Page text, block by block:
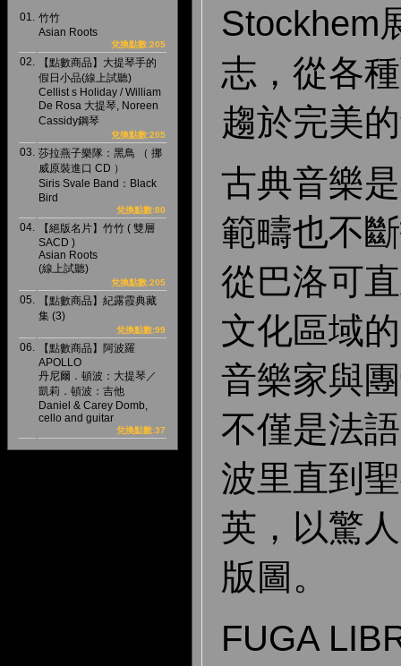
01. 竹竹
Asian Roots
兌換點數:205
02.
【點數商品】大提琴手的
假日小品(線上試聽)
Cellist s Holiday / William
De Rosa 大提琴, Noreen
Cassidy鋼琴
兌換點數:205
03. 莎拉燕子樂隊：黑鳥 （ 挪
威原裝進口 CD ）
Siris Svale Band：Black
Bird
兌換點數:80
04.
【絕版名片】竹竹 ( 雙層
SACD )
Asian Roots
(線上試聽)
兌換點數:205
05.
【點數商品】紀露霞典藏
集 (3)
兌換點數:99
06.
【點數商品】阿波羅
APOLLO
丹尼爾．頓波：大提琴／
凱莉．頓波：吉他
Daniel & Carey Domb,
cello and guitar
兌換點數:37
Stockhem
志，從各
趨於完美
古典音樂
範疇也不
從巴洛可
文化區域
音樂家與
不僅是法
波里直到
英，以驚
版圖。
FUGA